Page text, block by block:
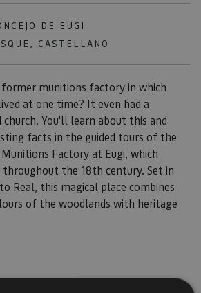
DE EUGI
CASTELLANO
former munitions factory in which
at one time? It even had a
You'll learn about this and
facts in the guided tours of the
Factory at Eugi, which
throughout the 18th century. Set in
Real, this magical place combines
of the woodlands with heritage